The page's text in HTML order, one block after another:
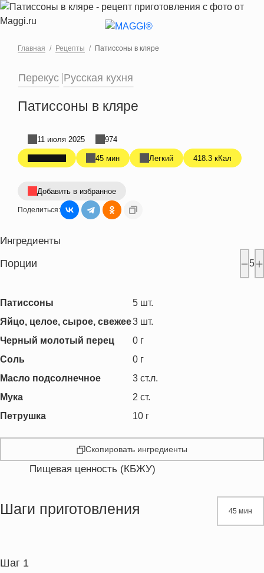
Перейти к основному содержанию
Главная Рецепты Патиссоны в кляре
Перекус Русская кухня
Патиссоны в кляре
45 мин Легкий 418.3 кКал
11 июля 2025 974
Добавить в избранное
Поделиться:
Ингредиенты
Порции 5
Патиссоны 5 шт.
Яйцо, целое, сырое, свежее3 шт.
Черный молотый перец
0 г
Соль
0 г
Масло подсолнечное
3 ст.л.
Мука
2 ст.
Петрушка
10 г
Скопировать ингредиенты
Пищевая ценность (КБЖУ)
Жиры
Пищевые волокна
Шаги приготовления 45 мин
Шаг 1